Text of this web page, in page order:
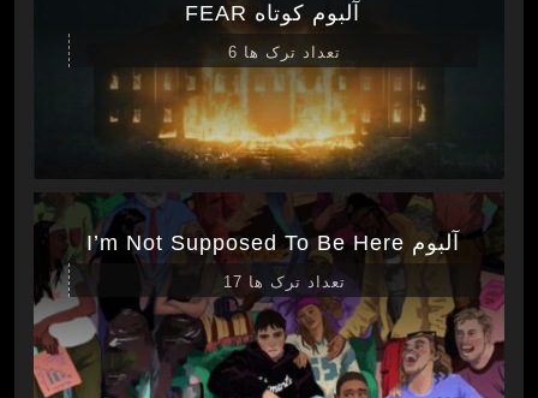
آلبوم کوتاه FEAR
تعداد ترک ها 6
آلبوم I’m Not Supposed To Be Here
تعداد ترک ها 17